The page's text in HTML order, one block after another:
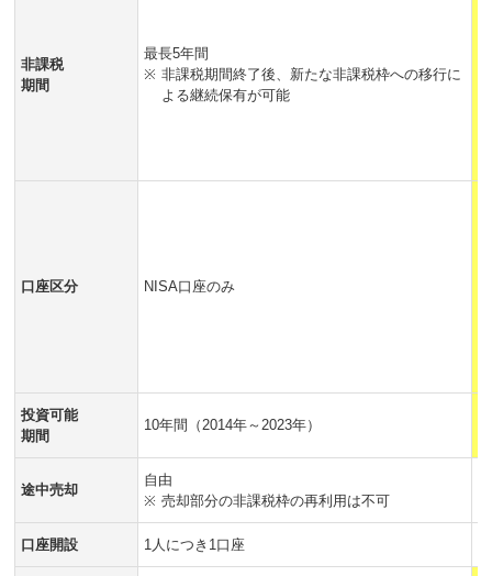
非課税
期間
最長5年間
※ 非課税期間終了後、新たな非課税枠への移行に
よる継続保有が可能
口座区分 NISA口座のみ
投資可能
期間
10年間（2014年～2023年）
途中売却
自由
※ 売却部分の非課税枠の再利用は不可
口座開設 1人につき1口座